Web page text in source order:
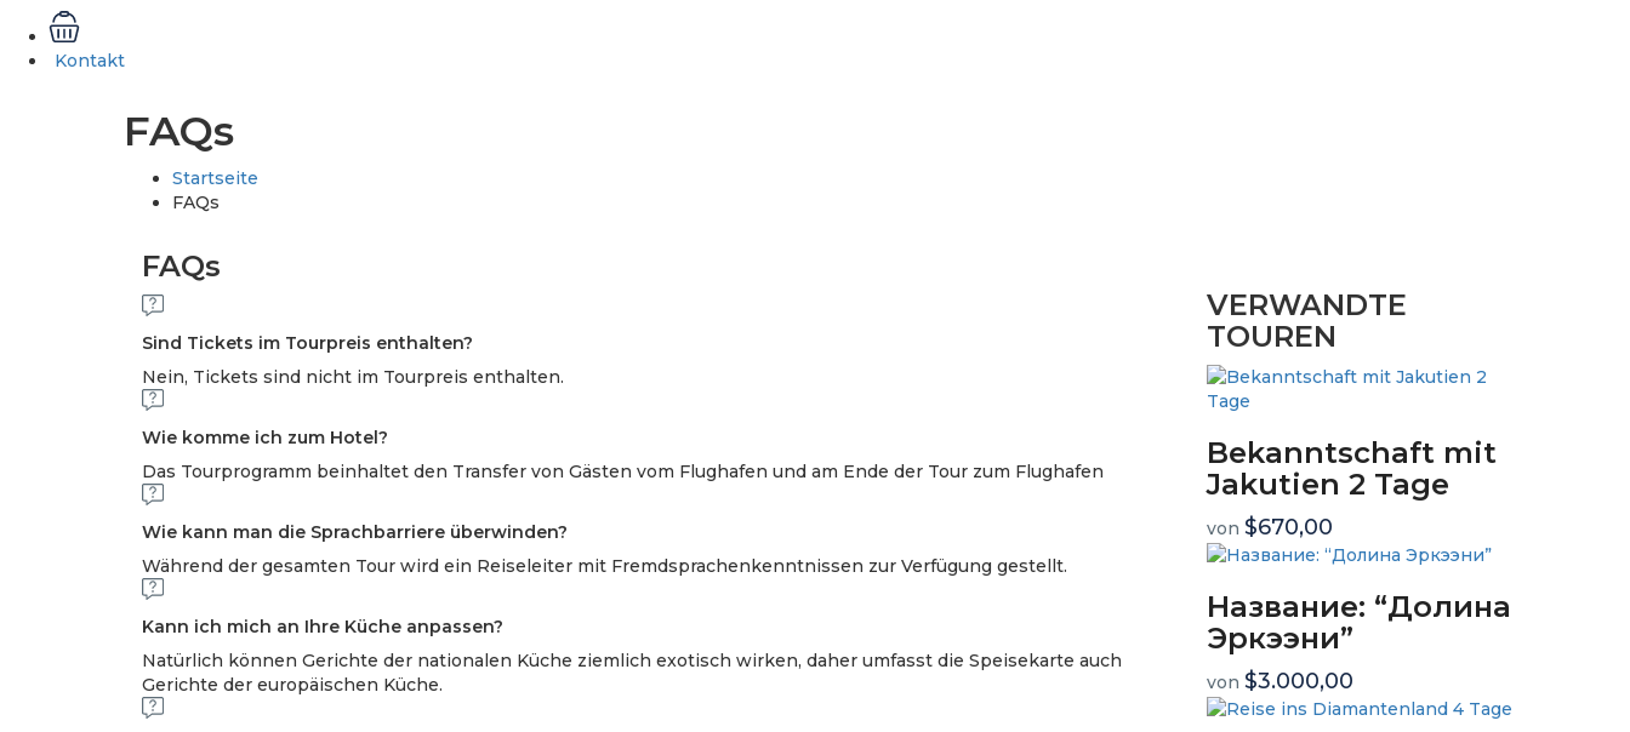
Kontakt
FAQs
Startseite
FAQs
FAQs
Sind Tickets im Tourpreis enthalten?
Nein, Tickets sind nicht im Tourpreis enthalten.
Wie komme ich zum Hotel?
Das Tourprogramm beinhaltet den Transfer von Gästen vom Flughafen und am Ende der Tour zum Flughafen
Wie kann man die Sprachbarriere überwinden?
Während der gesamten Tour wird ein Reiseleiter mit Fremdsprachenkenntnissen zur Verfügung gestellt.
Kann ich mich an Ihre Küche anpassen?
Natürlich können Gerichte der nationalen Küche ziemlich exotisch wirken, daher umfasst die Speisekarte auch
Gerichte der europäischen Küche.
VERWANDTE
TOUREN
Bekanntschaft mit
Jakutien 2 Tage
von $670,00
Название: “Долина
Эркээни”
von $3.000,00